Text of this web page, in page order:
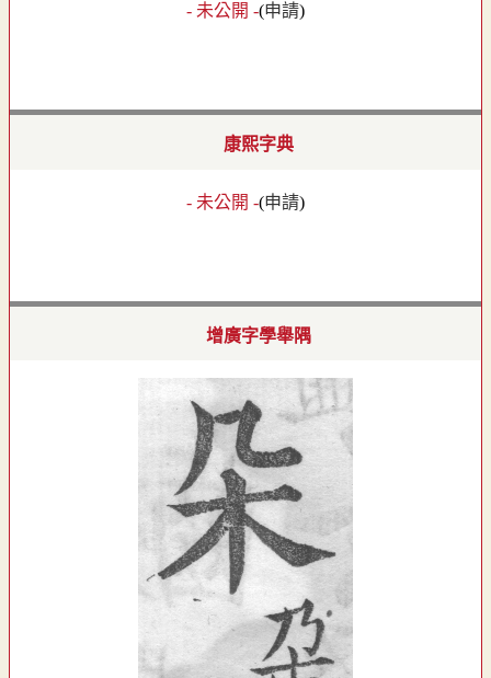
- 未公開 -(申請)
康熙字典
- 未公開 -(申請)
增廣字學舉隅